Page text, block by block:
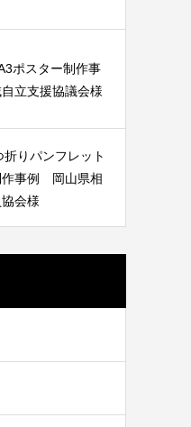
作事例 みちよ
ポスター制作事
立支援協議会様
りパンフレット
作事例 岡山県相
会様